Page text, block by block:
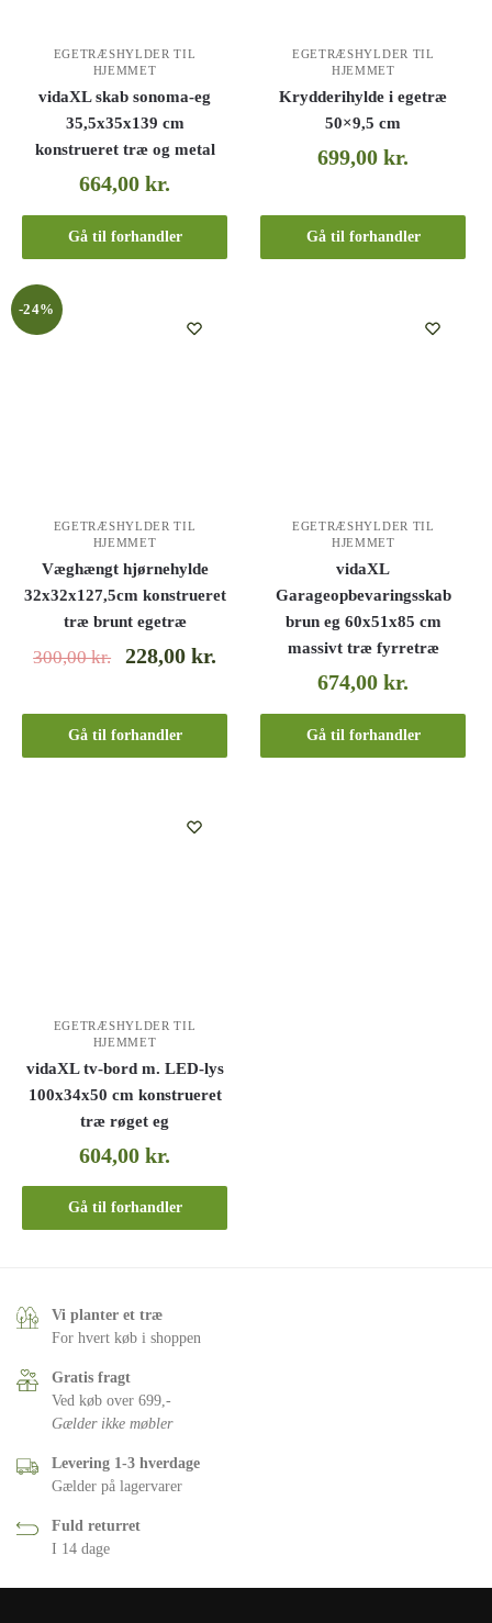
EGETRÆSHYLDER TIL
HJEMMET
vidaXL skab sonoma-eg
35,5x35x139 cm
konstrueret træ og metal
664,00kr.
Gå til forhandler
EGETRÆSHYLDER TIL
HJEMMET
Krydderihylde i egetræ
50×9,5 cm
699,00kr.
Gå til forhandler
-24%
EGETRÆSHYLDER TIL
HJEMMET
Væghængt hjørnehylde
32x32x127,5cm konstrueret
træ brunt egetræ
300,00kr. 228,00kr.
Gå til forhandler
EGETRÆSHYLDER TIL
HJEMMET
vidaXL
Garageopbevaringsskab
brun eg 60x51x85 cm
massivt træ fyrretræ
674,00kr.
Gå til forhandler
EGETRÆSHYLDER TIL
HJEMMET
vidaXL tv-bord m. LED-lys
100x34x50 cm konstrueret
træ røget eg
604,00kr.
Gå til forhandler
Vi planter et træ
For hvert køb i shoppen
Gratis fragt
Ved køb over 699,-
Gælder ikke møbler
Levering 1-3 hverdage
Gælder på lagervarer
Fuld returret
I 14 dage